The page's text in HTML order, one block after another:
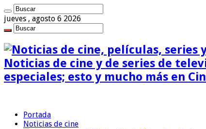
jueves , agosto 6 2026
Noticias de cine y de series de
especiales; esto y mucho más en
Portada
Noticias de cine